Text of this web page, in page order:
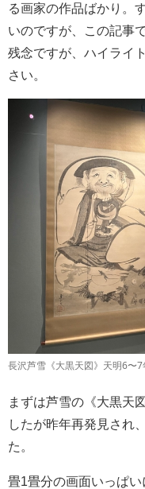
る画家の作品ばかり。
いのですが、この記事
残念ですが、ハイライ
さい。
長沢芦雪《大黒天図》天明6〜
まずは芦雪の《大黒天
したが昨年再発見され
た。
畳1畳分の画面いっぱ